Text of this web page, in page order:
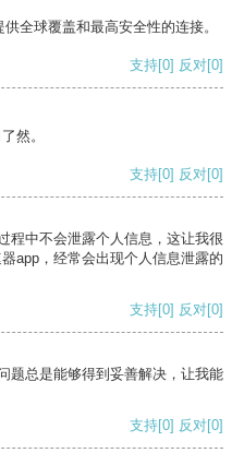
全球覆盖和最高安全性的连接。
支持[0] 反对[0]
然。
支持[0] 反对[0]
程中不会泄露个人信息，这让我很
app，经常会出现个人信息泄露的
支持[0] 反对[0]
题总是能够得到妥善解决，让我能
支持[0] 反对[0]